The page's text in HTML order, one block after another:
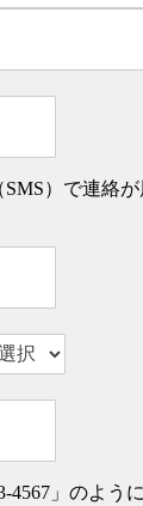
）で連絡が
4567」のよう